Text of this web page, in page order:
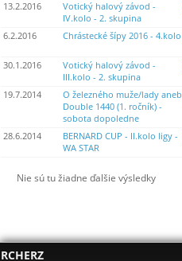
13.2.2016
Votický halový závod -
IV.kolo - 2. skupina
6.2.2016 Chrástecké šípy 2016 - 4.kolo
30.1.2016
Votický halový závod -
III.kolo - 2. skupina
19.7.2014
O železného muže/lady aneb
Double 1440 (1. ročník) -
sobota dopoledne
28.6.2014
BERNARD CUP - II.kolo ligy -
WA STAR
Nie sú tu žiadne ďalšie výsledky
RCHERZ